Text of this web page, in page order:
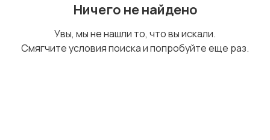
Ничего не найдено
Увы, мы не нашли то, что вы искали.
Смягчите условия поиска и попробуйте еще раз.